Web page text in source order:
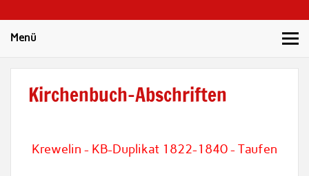
Menü
Kirchenbuch-Abschriften
Krewelin - KB-Duplikat 1822-1840 - Taufen